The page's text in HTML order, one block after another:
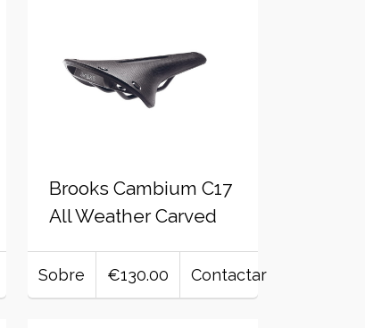
Brooks Cambium C17
All Weather Carved
Sobre €130.00 Contactar